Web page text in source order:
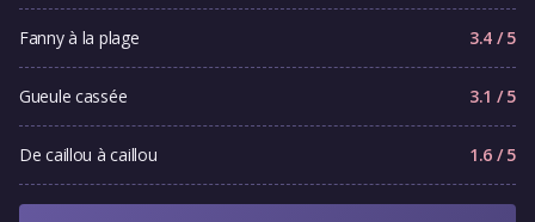
Fanny à la plage 3.4 / 5
Gueule cassée 3.1 / 5
De caillou à caillou 1.6 / 5